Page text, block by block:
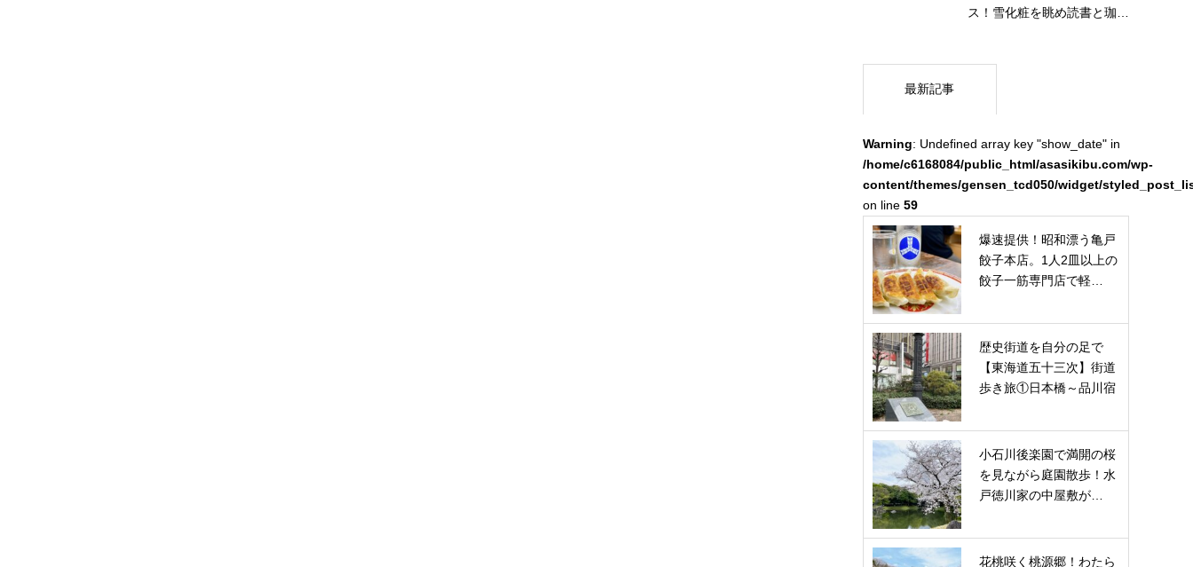
ス！雪化粧を眺め読書と珈…
最新記事
Warning: Undefined array key "show_date" in
/home/c6168084/public_html/asasikibu.com/wp-
content/themes/gensen_tcd050/widget/
on line 59
爆速提供！昭和漂う亀戸
餃子本店。1人2皿以上の
餃子一筋専門店で軽…
歴史街道を自分の足で
【東海道五十三次】街道
歩き旅①日本橋～品川宿
小石川後楽園で満開の桜
を見ながら庭園散歩！水
戸徳川家の中屋敷が…
花桃咲く桃源郷！わたら